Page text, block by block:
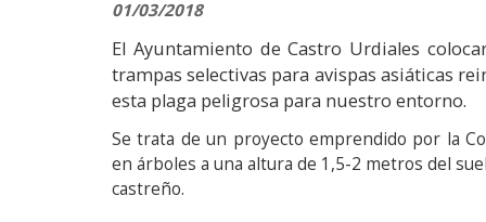
01/03/2018
El Ayuntamiento de Castro Urdiales
trampas selectivas para avispas asiáticas
esta plaga peligrosa para nuestro entorno.
Se trata de un proyecto emprendido por la
en árboles a una altura de 1,5-2 metros del
castreño.